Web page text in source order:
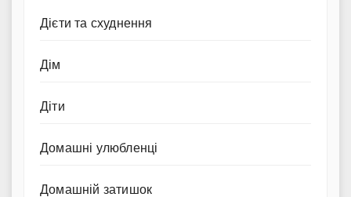
Дієти та схуднення
Дім
Діти
Домашні улюбленці
Домашній затишок